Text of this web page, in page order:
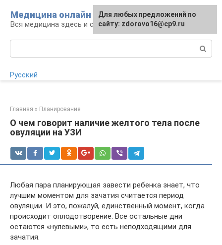
контенту
Медицина онлайн
Вся медицина здесь и сейчас
Русский
Главная » Планирование
О чем говорит наличие желтого тела после
овуляции на УЗИ
Любая пара планирующая завести ребенка знает, что
лучшим моментом для зачатия считается период
овуляции. И это, пожалуй, единственный момент, когда
происходит оплодотворение. Все остальные дни
остаются «нулевыми», то есть неподходящими для
зачатия.
Для любых предложений по
сайту: [email protected]
Для любых предложений по
сайту: zdorovo16@cp9.ru